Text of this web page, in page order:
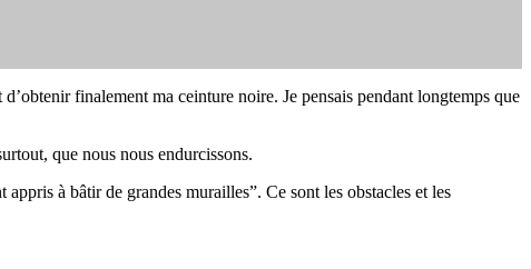
finalement ma ceinture noire. Je pensais pendant longtemps que
que nous nous endurcissons.
à bâtir de grandes murailles”. Ce sont les obstacles et les